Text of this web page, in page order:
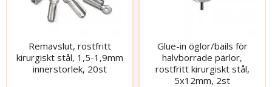
Remavslut, rostfritt
kirurgiskt stål, 1,5-1,9mm
innerstorlek, 20st
Glue-in öglor/bails för
halvborrade pärlor,
rostfritt kirurgiskt stål,
5x12mm, 2st